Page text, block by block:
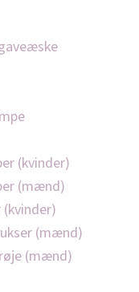
(kvinder)
(mænd)
(mænd)
(mænd)